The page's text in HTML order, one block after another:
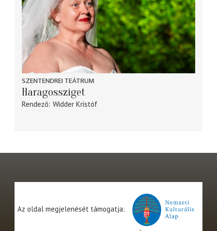
SZENTENDREI TEÁTRUM
Haragossziget
Rendező Widder Kristóf
Az oldal megjelenését támogatja: